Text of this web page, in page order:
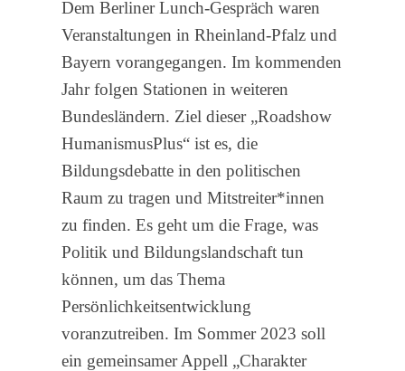
Dem Berliner Lunch-Gespräch waren
Veranstaltungen in Rheinland-Pfalz und
Bayern vorangegangen. Im kommenden
Jahr folgen Stationen in weiteren
Bundesländern. Ziel dieser „Roadshow
HumanismusPlus“ ist es, die
Bildungsdebatte in den politischen
Raum zu tragen und Mitstreiter*innen
zu finden. Es geht um die Frage, was
Politik und Bildungslandschaft tun
können, um das Thema
Persönlichkeitsentwicklung
voranzutreiben. Im Sommer 2023 soll
ein gemeinsamer Appell „Charakter